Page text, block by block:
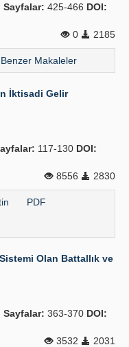
Sayfalar: 425-466 DOI:
0
2185
Benzer Makaleler
İktisadi Gelir
117-130 DOI:
8556
2830
PDF
Olan Battallık ve
Sayfalar: 363-370 DOI:
3532
2031